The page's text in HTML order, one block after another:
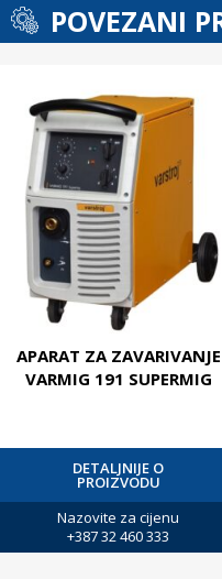
POVEZANI
APARAT ZA ZAVARIVANJE
VARMIG 191 SUPERMIG
DETALJNIJE O
PROIZVODU
Nazovite za cijenu
+387 32 460 333